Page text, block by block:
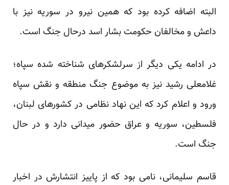
البته اضافه کرده بود که همین نیرو در سوریه نیز با
داعش و مخالفان حکومت بشار اسد درحال جنگ است.
در ادامه یکی دیگر از سرلشکرهای شناخته شده سپاه؛
غلامعلی رشید نیز به موضوع جنگ منطقه و نقش سپاه
ورود و اعلام کرد که این نهاد نظامی در کشورهای لبنان،
فلسطین، سوریه و عراق حضور میدانی دارد و در حال
جنگ است.
قاسم سلیمانی، نامی بود که از پاییز انتشارش در اخبار